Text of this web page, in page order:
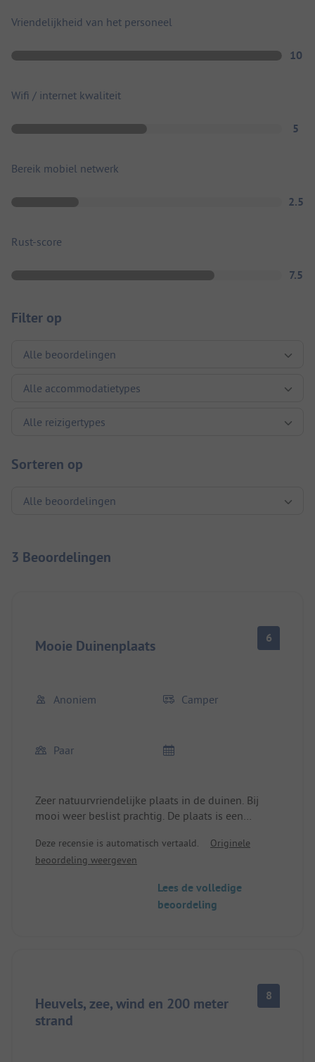
Vriendelijkheid van het personeel
10
Wifi / internet kwaliteit
5
Bereik mobiel netwerk
2.5
Rust-score
7.5
Filter op
Sorteren op
3 Beoordelingen
Mooie Duinenplaats 6
Anoniem Camper
Paar
Zeer natuurvriendelijke plaats in de duinen. Bij
mooi weer beslist prachtig. De plaats is een
wind. De sanitaire voorzieningen zijn gemiddeld
maar schoon.
Deze recensie is automatisch vertaald.
Originele
beoordeling weergeven
Lees de volledige
beoordeling
Heuvels, zee, wind en 200 meter
strand
8